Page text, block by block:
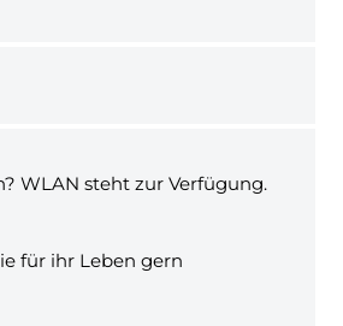
WLAN steht zur Verfügung.
für ihr Leben gern